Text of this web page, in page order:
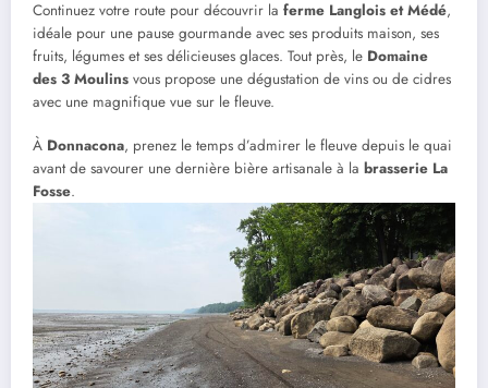
Continuez votre route pour découvrir la ferme Langlois et Médé,
idéale pour une pause gourmande avec ses produits maison, ses
fruits, légumes et ses délicieuses glaces. Tout près, le Domaine
des 3 Moulins vous propose une dégustation de vins ou de cidres
avec une magnifique vue sur le fleuve.
À Donnacona, prenez le temps d’admirer le fleuve depuis le quai
avant de savourer une dernière bière artisanale à la brasserie La
Fosse.